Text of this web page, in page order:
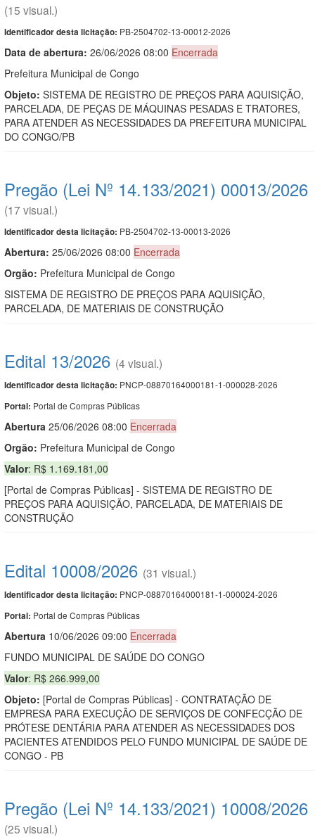
(15 visual.)
Identificador desta licitação: PB-2504702-13-00012-2026
Data de abertura: 26/06/2026 08:00 Encerrada
Prefeitura Municipal de Congo
Objeto: SISTEMA DE REGISTRO DE PREÇOS PARA AQUISIÇÃO,
PARCELADA, DE PEÇAS DE MÁQUINAS PESADAS E TRATORES,
PARA ATENDER AS NECESSIDADES DA PREFEITURA MUNICIPAL
DO CONGO/PB
Pregão (Lei Nº 14.133/2021) 00013/2026
(17 visual.)
Identificador desta licitação: PB-2504702-13-00013-2026
Abertura: 25/06/2026 08:00 Encerrada
Orgão: Prefeitura Municipal de Congo
SISTEMA DE REGISTRO DE PREÇOS PARA AQUISIÇÃO,
PARCELADA, DE MATERIAIS DE CONSTRUÇÃO
Edital 13/2026 (4 visual.)
Identificador desta licitação: PNCP-08870164000181-1-000028-2026
Portal: Portal de Compras Públicas
Abertura 25/06/2026 08:00 Encerrada
Orgão: Prefeitura Municipal de Congo
Valor: R$ 1.169.181,00
[Portal de Compras Públicas] - SISTEMA DE REGISTRO DE
PREÇOS PARA AQUISIÇÃO, PARCELADA, DE MATERIAIS DE
CONSTRUÇÃO
Edital 10008/2026 (31 visual.)
Identificador desta licitação: PNCP-08870164000181-1-000024-2026
Portal: Portal de Compras Públicas
Abertura 10/06/2026 09:00 Encerrada
FUNDO MUNICIPAL DE SAÚDE DO CONGO
Valor: R$ 266.999,00
Objeto: [Portal de Compras Públicas] - CONTRATAÇÃO DE
EMPRESA PARA EXECUÇÃO DE SERVIÇOS DE CONFECÇÃO DE
PRÓTESE DENTÁRIA PARA ATENDER AS NECESSIDADES DOS
PACIENTES ATENDIDOS PELO FUNDO MUNICIPAL DE SAÚDE DE
CONGO - PB
Pregão (Lei Nº 14.133/2021) 10008/2026
(25 visual.)